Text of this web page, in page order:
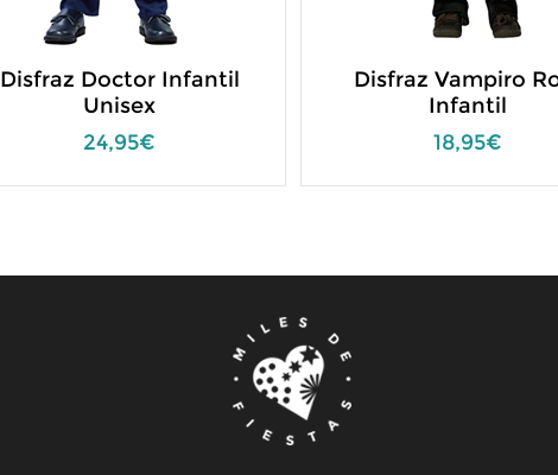
Disfraz Doctor Infantil
Unisex
24,95€
Disfraz Vampiro
Infantil
18,95€